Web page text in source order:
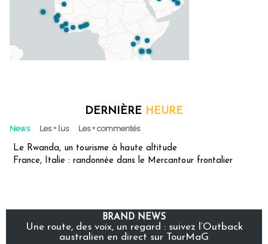
DERNIÈRE HEURE
News Les + lus Les + commentés
Le Rwanda, un tourisme à haute altitude
France, Italie : randonnée dans le Mercantour frontalier
BRAND NEWS
Une route, des voix, un regard : suivez l’Outback
australien en direct sur TourMaG